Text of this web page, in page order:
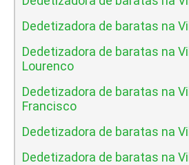
Dedetizadora de baratas na
Dedetizadora de baratas na
Lourenco
Dedetizadora de baratas na
Francisco
Dedetizadora de baratas na
Dedetizadora de baratas na